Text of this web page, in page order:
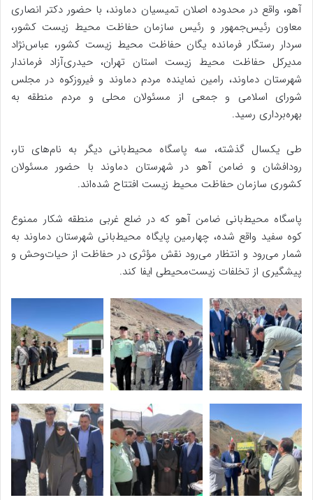
آهو، واقع در محدوده اصلان تمیسیان دماوند، با حضور دکتر انصاری
معاون رئیس‌جمهور و رئیس سازمان حفاظت محیط زیست کشور،
سردار رستگار فرمانده یگان حفاظت محیط زیست کشور، عباس‌نژاد
مدیرکل حفاظت محیط زیست استان تهران، حیدری‌آزاد فرماندار
شهرستان دماوند، رامین نماینده مردم دماوند و فیروزکوه در مجلس
شورای اسلامی و جمعی از مسئولان محلی و مردم منطقه به
بهره‌برداری رسید.
طی یکسال گذشته، سه پاسگاه محیط‌بانی دیگر به نام‌های تار،
رودافشان و ضامن آهو در شهرستان دماوند با حضور مسئولان
کشوری سازمان حفاظت محیط زیست افتتاح شده‌اند.
پاسگاه محیط‌بانی ضامن آهو که در ضلع غربی منطقه شکار ممنوع
کوه سفید واقع شده، چهارمین پایگاه محیط‌بانی شهرستان دماوند به
شمار می‌رود و انتظار می‌رود نقش مؤثری در حفاظت از حیات‌وحش و
پیشگیری از تخلفات زیست‌محیطی ایفا کند.